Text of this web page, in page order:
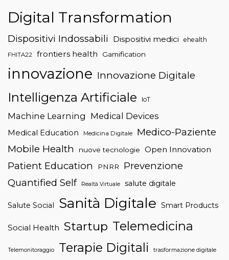
Digital Transformation
Dispositivi Indossabili Dispositivi medici ehealth
FHITA22 frontiers health Gamification
innovazione Innovazione Digitale
Intelligenza Artificiale IoT
Machine Learning Medical Devices
Medical Education Medicina Digitale
Medico-Paziente
Mobile Health
nuove tecnologie Open Innovation
Patient Education PNRR
Prevenzione
Quantified Self
Realtà Virtuale salute digitale
Salute Social Sanità Digitale Smart Products
Social Health Startup Telemedicina
Telemonitoraggio Terapie Digitali trasformazione digitale